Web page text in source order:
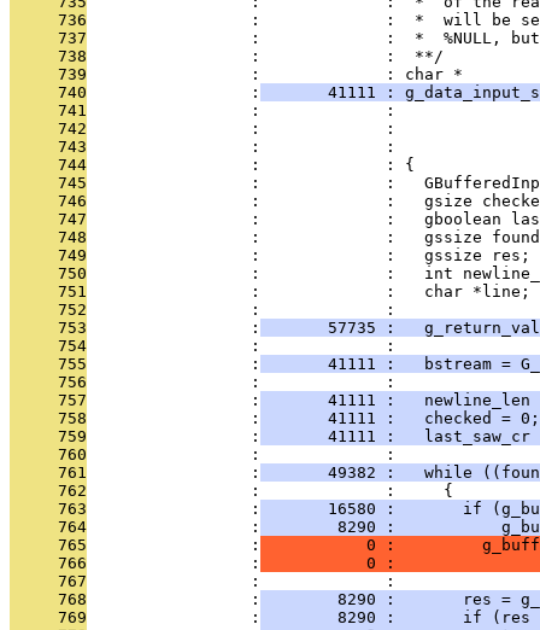
     736
:             :  *  will be
     737
:             :  *  %NULL,
     738
                 :             :  **/
     739
                 :             : char *
     740
                 :
41111 :
     741
:             :
     742
:             :
     743
:             :
     744
                 :             : {
     745
:             :
     746
:             :   gsize
     747
:             :   gboolean
     748
:             :   gssize
     749
                 :             :   gssize res;
     750
:             :   int
     751
                 :             :   char *line;
     752
                 :             :
     753
                 :
57735 :
     754
                 :             :
     755
                 :
41111 :   bstream =
     756
                 :             :
     757
                 :
41111 :   newline_len
     758
                 :
       41111 :   checked = 0;
     759
                 :
41111 :   last_saw_cr
     760
                 :             :
     761
                 :
49382 :   while
     762
                 :             :     {
     763
                 :
16580 :       if
     764
                 :
8290 :
     765
                 :
0 :
     766
                 :
0 :
     767
                 :             :
     768
                 :
8290 :       res =
     769
                 :
8290 :       if (res